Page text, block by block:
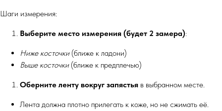
Шаги измерения:
Выберите место измерения (будет 2 замера):
Ниже косточки(ближе к ладони)
Выше косточки(ближе к предплечью)
Оберните ленту вокруг запястья в выбранном месте.
Лента должна плотно прилегать к коже, но не сжимать её.